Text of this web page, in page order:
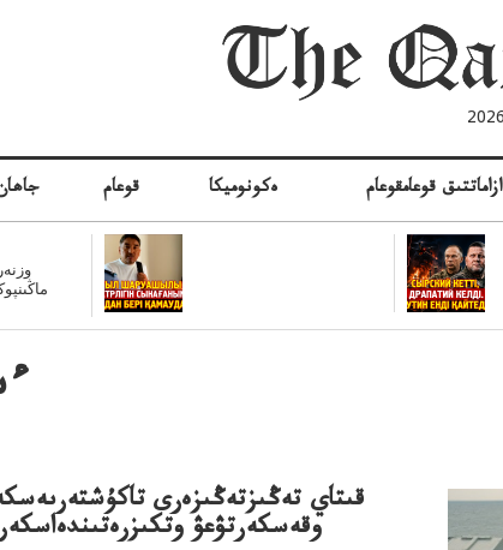
قوعام ەكونوميكا ازاماتتىق قوعامقوعام
قىتاي تەڭىزتەڭىزەرى
وقەسكەرتۋعۋ